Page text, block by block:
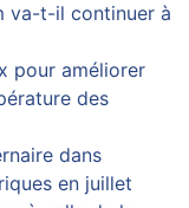
va-t-il continuer à
pour améliorer
des
dans
en juillet